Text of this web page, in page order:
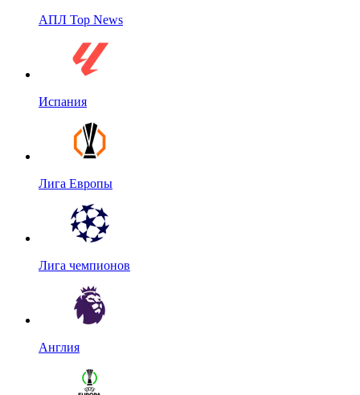
АПЛ Top News
Испания
Лига Европы
Лига чемпионов
Англия